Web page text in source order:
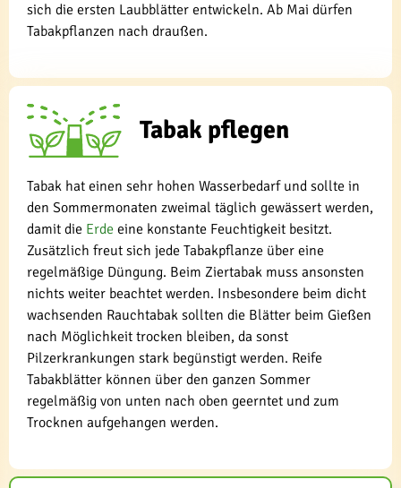
sich die ersten Laubblätter entwickeln. Ab Mai dürfen
Tabakpflanzen nach draußen.
Tabak pflegen
Tabak hat einen sehr hohen Wasserbedarf und sollte in
den Sommermonaten zweimal täglich gewässert werden,
damit die Erde eine konstante Feuchtigkeit besitzt.
Zusätzlich freut sich jede Tabakpflanze über eine
regelmäßige Düngung. Beim Ziertabak muss ansonsten
nichts weiter beachtet werden. Insbesondere beim dicht
wachsenden Rauchtabak sollten die Blätter beim Gießen
nach Möglichkeit trocken bleiben, da sonst
Pilzerkrankungen stark begünstigt werden. Reife
Tabakblätter können über den ganzen Sommer
regelmäßig von unten nach oben geerntet und zum
Trocknen aufgehangen werden.